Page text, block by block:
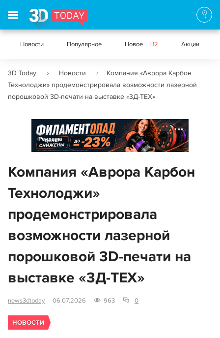
Новости Популярное Новое +12 Акции
3D Today Новости
Компания «Аврора Карбон
Технолоджи» продемонстрировала возможности лазерной
порошковой 3D-печати на выставке «3Д-ТЕХ»
Реклама
Компания «Аврора Карбон
Технолоджи»
продемонстрировала
возможности лазерной
порошковой 3D-печати на
выставке «3Д-ТЕХ»
news3dtoday 06.07.2026 963 0
НОВОСТИ